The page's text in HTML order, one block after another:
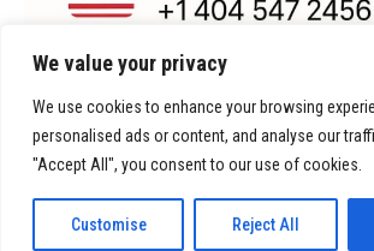
We value your privacy
We use cookies to enhance your browsing
personalised ads or content, and analyse our
"Accept All", you consent to our use of cookies.
Customise Reject All